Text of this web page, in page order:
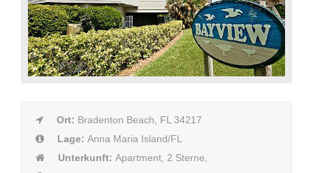
Ort: Bradenton Beach, FL 34217
Lage: Anna Maria Island/FL
Unterkunft: Apartment, 2 Sterne,